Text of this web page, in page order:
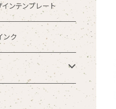
ン定規
ンテンプレート
ンク